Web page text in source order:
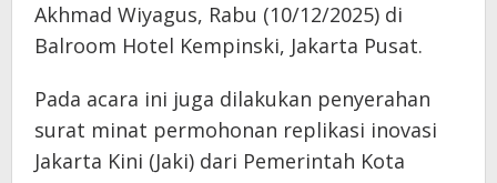
Akhmad Wiyagus, Rabu (10/12/2025) di
Balroom Hotel Kempinski, Jakarta Pusat.
Pada acara ini juga dilakukan penyerahan
surat minat permohonan replikasi inovasi
Jakarta Kini (Jaki) dari Pemerintah Kota